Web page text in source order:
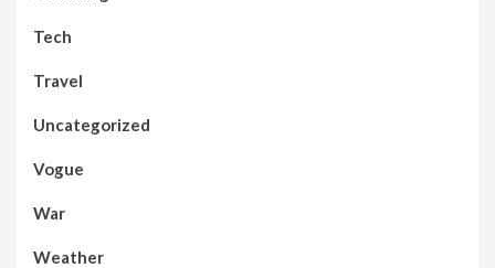
Tech
Travel
Uncategorized
Vogue
War
Weather